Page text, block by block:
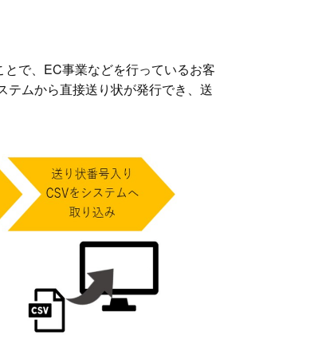
で、EC事業などを行っているお客
テムから直接送り状が発行でき、送